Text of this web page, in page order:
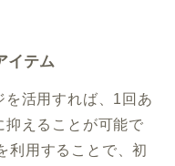
イテム
活用すれば、1回あ
えることが可能で
利用することで、初